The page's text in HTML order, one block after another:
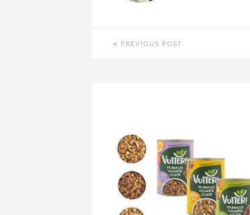
PREVIOUS POST